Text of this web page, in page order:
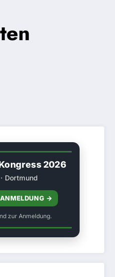
2026
Dortmund
→
zur Anmeldung.